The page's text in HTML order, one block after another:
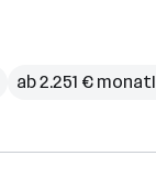
ab 2.251 €